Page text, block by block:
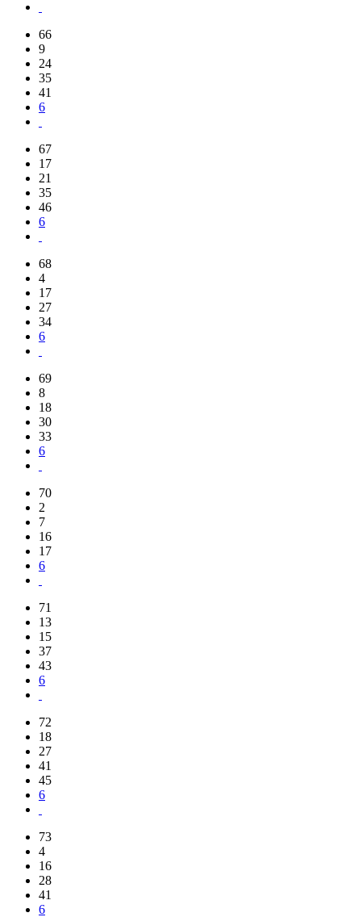
66
9
24
35
41
6
67
17
21
35
46
6
68
4
17
27
34
6
69
8
18
30
33
6
70
2
7
16
17
6
71
13
15
37
43
6
72
18
27
41
45
6
73
4
16
28
41
6